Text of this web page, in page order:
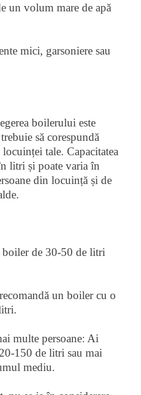
un volum mare de apă
mici, garsoniere sau
boilerului este
să corespundă
tale. Capacitatea
litri și poate varia în
din locuință și de
boiler de 30-50 de litri
un boiler cu o
multe persoane: Ai
150 de litri sau mai
mediu.